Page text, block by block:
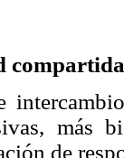
compartida
más
de